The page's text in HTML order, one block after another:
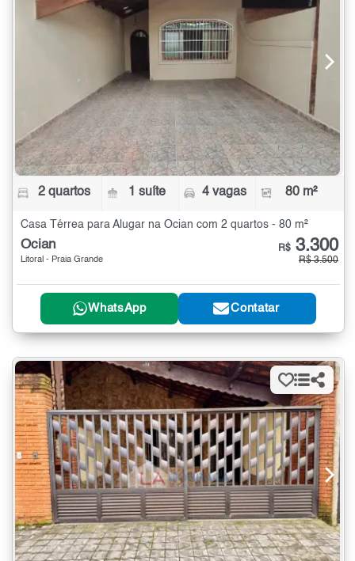
2 quartos 1 suíte 4 vagas 80 m²
Casa Térrea para Alugar na Ocian com 2 quartos - 80 m²
Ocian
Litoral - Praia Grande
R$ 3.300
R$ 3.500
WhatsApp Contatar